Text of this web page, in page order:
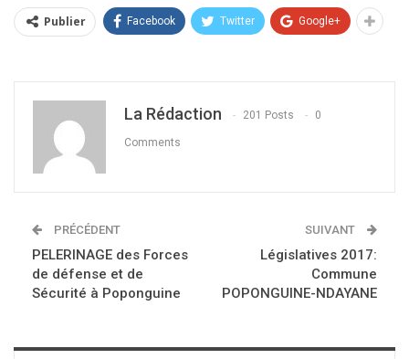
Publier Facebook Twitter Google+
La Rédaction 201 Posts 0
Comments
PRÉCÉDENT
PELERINAGE des Forces
de défense et de
Sécurité à Poponguine
SUIVANT
Législatives 2017:
Commune
POPONGUINE-NDAYANE